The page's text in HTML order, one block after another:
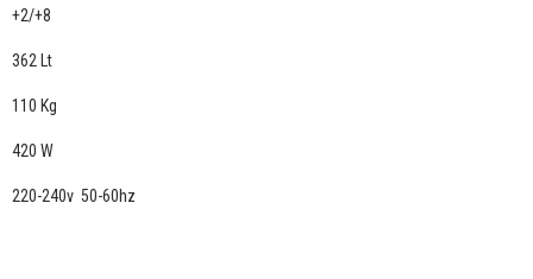
+2/+8
362 Lt
110 Kg
420 W
220-240v 50-60hz